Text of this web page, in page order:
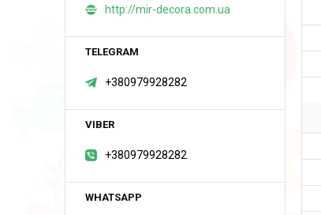
http://mir-decora.com.ua
+380979928282
+380979928282